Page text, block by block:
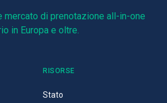
mercato di prenotazione all-in-one
in Europa e oltre.
RISORSE
Stato